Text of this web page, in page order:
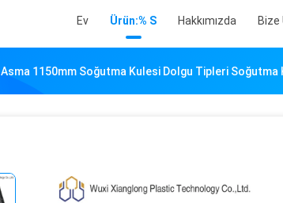
Ev Ürün:% S Hakkımızda Bize
Asma 1150mm Soğutma Kulesi Dolgu Tipleri Soğutma